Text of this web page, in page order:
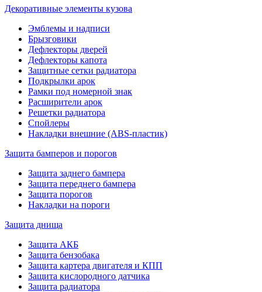
Декоративные элементы кузова
Эмблемы и надписи
Брызговики
Дефлекторы дверей
Дефлекторы капота
Защитные сетки радиатора
Подкрылки арок
Рамки под номерной знак
Расширители арок
Решетки радиатора
Спойлеры
Накладки внешние (ABS-пластик)
Защита бамперов и порогов
Защита заднего бампера
Защита переднего бампера
Защита порогов
Накладки на пороги
Защита днища
Защита АКБ
Защита бензобака
Защита картера двигателя и КПП
Защита кислородного датчика
Защита радиатора